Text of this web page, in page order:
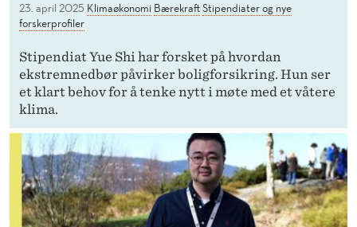
23. april 2025 Klimaøkonomi BærekraftStipendiater og nye
forskerprofiler
Stipendiat Yue Shi har forsket på hvordan
ekstremnedbør påvirker boligforsikring. Hun ser
et klart behov for å tenke nytt i møte med et våtere
klima.